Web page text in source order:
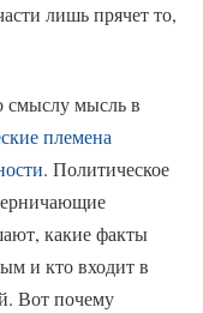
лишь прячет то,
смыслу мысль в
племена
. Политическое
какие факты
и кто входит в
Вот почему